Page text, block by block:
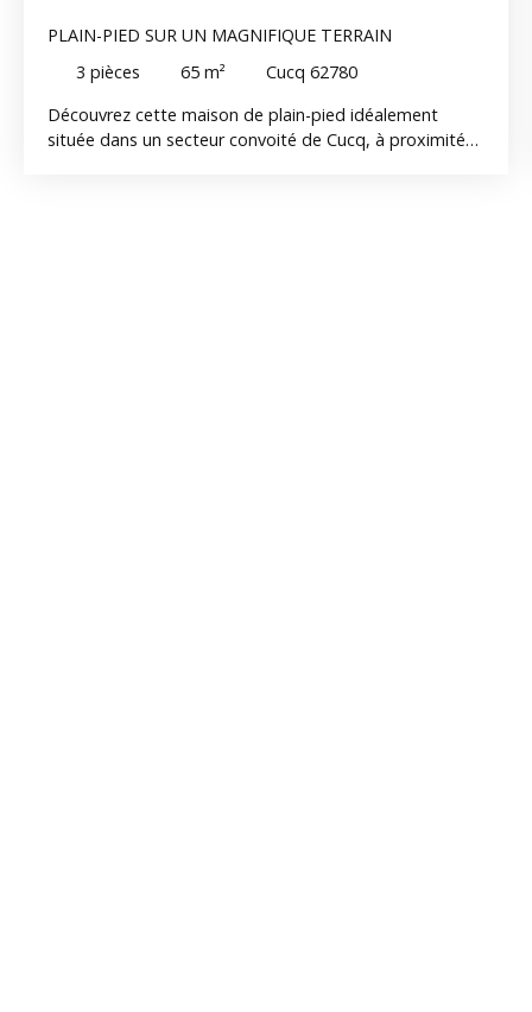
PLAIN-PIED SUR UN MAGNIFIQUE TERRAIN
3 pièces 65 m²
Cucq 62780
Découvrez cette maison de plain-pied idéalement
située dans un secteur convoité de Cucq, à proximité